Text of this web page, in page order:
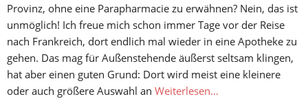
Provinz, ohne eine Parapharmacie zu erwähnen? Nein, das ist
unmöglich! Ich freue mich schon immer Tage vor der Reise
nach Frankreich, dort endlich mal wieder in eine Apotheke zu
gehen. Das mag für Außenstehende äußerst seltsam klingen,
hat aber einen guten Grund: Dort wird meist eine kleinere
oder auch größere Auswahl an Weiterlesen…